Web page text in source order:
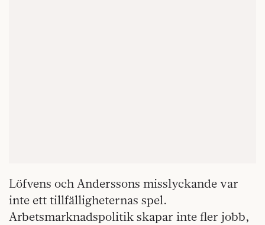
Löfvens och Anderssons misslyckande var
inte ett tillfälligheternas spel.
Arbetsmarknadspolitik skapar inte fler jobb,